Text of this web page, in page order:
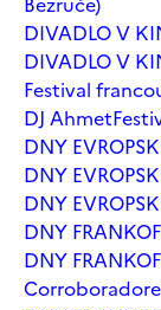
DIVADLO V
DIVADLO V
Festival
DJ Ahmet
DNY
DNY
DNY
DNY
DNY